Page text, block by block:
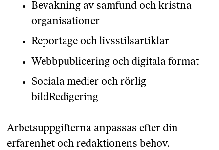
Bevakning av samfund och kristna
organisationer
Reportage och livsstilsartiklar
Webbpublicering och digitala format
Sociala medier och rörlig
bildRedigering
Arbetsuppgifterna anpassas efter din
erfarenhet och redaktionens behov.